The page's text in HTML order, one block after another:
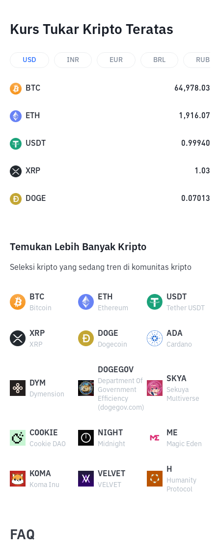
Kurs Tukar Kripto Teratas
USD INR EUR BRL RUB
BTC 64,978.03
ETH 1,916.07
USDT 0.99940
XRP 1.03
DOGE 0.07013
Temukan Lebih Banyak Kripto
Seleksi kripto yang sedang tren di komunitas kripto
BTC
Bitcoin
ETH
Ethereum
USDT
Tether USDT
XRP
XRP
DOGE
Dogecoin
ADA
Cardano
DYM
Dymension
DOGEGOV
Department Of
Government
Efficiency
(dogegov.com)
SKYA
Sekuya
Multiverse
COOKIE
Cookie DAO
NIGHT
Midnight
ME
Magic Eden
KOMA
Koma Inu
VELVET
VELVET
H
Humanity
Protocol
FAQ